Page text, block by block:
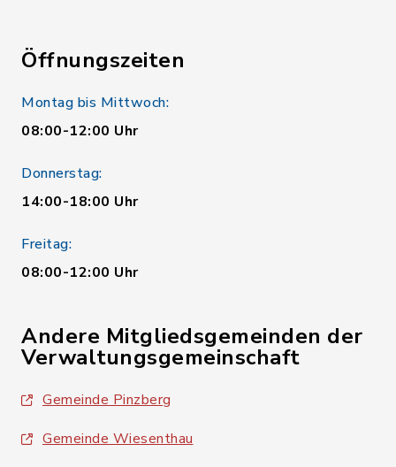
Öffnungszeiten
Montag bis Mittwoch:
08:00-12:00 Uhr
Donnerstag:
14:00-18:00 Uhr
Freitag:
08:00-12:00 Uhr
Andere Mitgliedsgemeinden der
Verwaltungsgemeinschaft
Gemeinde Pinzberg
Gemeinde Wiesenthau